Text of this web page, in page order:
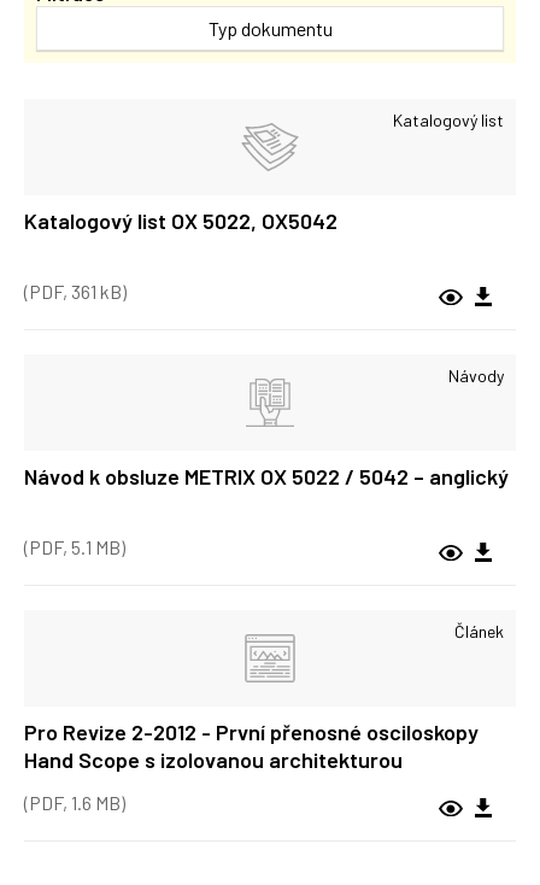
Typ dokumentu
Katalogový list
Katalogový list OX 5022, OX5042
(PDF, 361 kB)
Návody
Návod k obsluze METRIX OX 5022 / 5042 – anglický
(PDF, 5.1 MB)
Článek
Pro Revize 2-2012 - První přenosné osciloskopy
Hand Scope s izolovanou architekturou
(PDF, 1.6 MB)